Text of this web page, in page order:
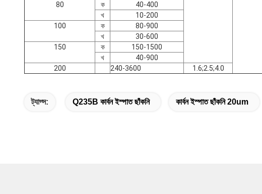
80
ক
40-400
খ
10-200
100
ক
80-900
খ
30-600
150
ক
150-1500
খ
40-900
200
240-3600 1.6;2.5;4.0
ট্যাগ্স: Q235B কার্বন ইস্পাত ছাঁকনি কার্বন ইস্পাত ছাঁকনি 20um